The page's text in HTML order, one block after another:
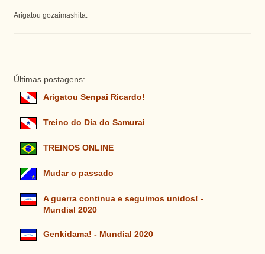
Arigatou gozaimashita.
Últimas postagens:
Arigatou Senpai Ricardo!
Treino do Dia do Samurai
TREINOS ONLINE
Mudar o passado
A guerra continua e seguimos unidos! -
Mundial 2020
Genkidama! - Mundial 2020